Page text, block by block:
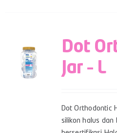
Dot
Jar – L
Dot Orthodontic
silikon halus dan